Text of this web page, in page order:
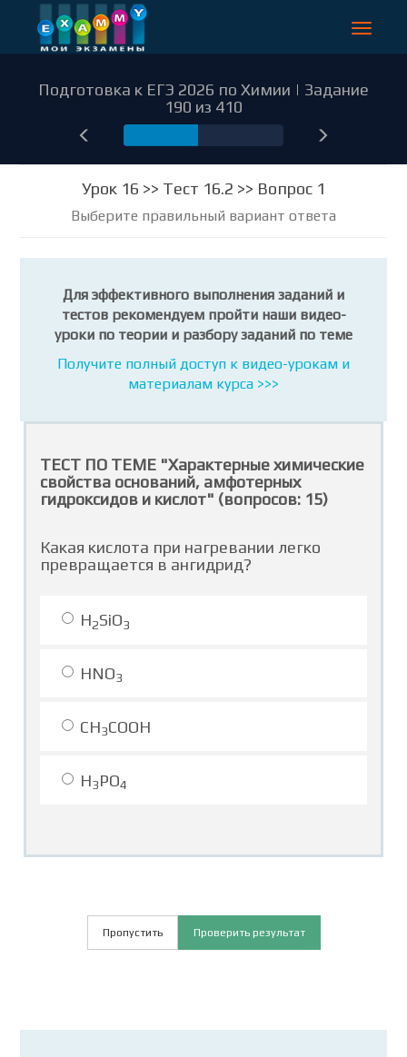
Toggle
Подготовка к ЕГЭ 2026 по Химии | Задание
190 из 410
Урок 16 >> Тест 16.2 >> Вопрос 1
Выберите правильный вариант ответа
Для эффективного выполнения заданий и
тестов рекомендуем пройти наши видео-
уроки по теории и разбору заданий по теме
Получите полный доступ к видео-урокам и
материалам курса >>>
ТЕСТ ПО ТЕМЕ "Характерные химические
свойства оснований, амфотерных
гидроксидов и кислот" (вопросов: 15)
Какая кислота при нагревании легко
превращается в ангидрид?
H2SiO3
HNO3
CH3COOH
H3PO4
Пропустить Проверить результат